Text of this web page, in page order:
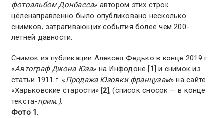
фотоальбом Донбасса» автором этих строк
целенаправленно было опубликовано несколько
снимков, затрагивающих события более чем 200-
летней давности.
Снимок из публикации Алексея Федько в конце 2019 г.
«Автограф Джона Юза» на Инфодоне [1
] и снимок из
статьи 1911 г. «Продажа Юзовки французам» на сайте
«Харьковские старости» [2], (список сносок — в конце
текста-прим.).
Фото 1: